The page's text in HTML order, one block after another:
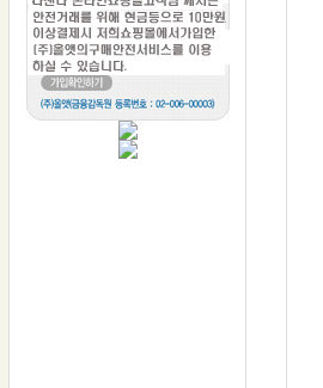
DAZENDA
전화: 1566-0945